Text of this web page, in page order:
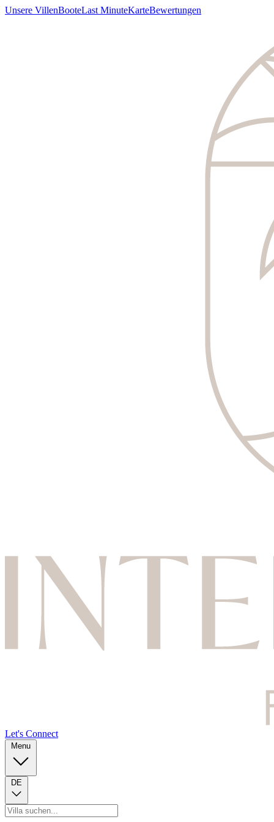
Unsere VillenBooteLast MinuteKarteBewertungen
Let's Connect